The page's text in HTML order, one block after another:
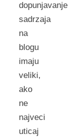
dopunjavanje
sadrzaja
na
blogu
imaju
veliki,
ako
ne
najveci
uticaj